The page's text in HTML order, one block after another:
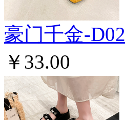
豪门千金-D02
￥33.00